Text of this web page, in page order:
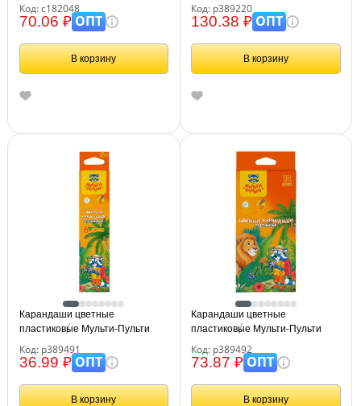
Код: с182048
70.06 ₽ОПТ
В корзину
картон. упаковка, европодвес
Код: р389220
130.38 ₽ОПТ
В корзину
Карандаши цветные
пластиковые Мульти-Пульти
шестигран., заточен., картон,
европодвес
Код: р389491
36.99 ₽ОПТ
В корзину
Карандаши цветные
пластиковые Мульти-Пульти
шестигран., заточен., картон,
европодвес
Код: р389492
73.87 ₽ОПТ
В корзину